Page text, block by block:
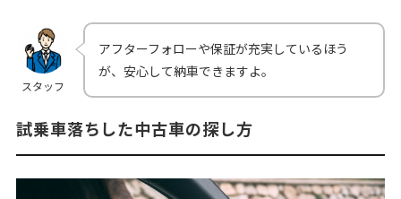
スタッフ
アフターフォローや保証が充実しているほう
が、安心して納車できますよ。
試乗車落ちした中古車の探し方